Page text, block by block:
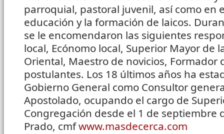
parroquial, pastoral juvenil, así como en
educación y la formación de laicos.
se le encomendaron las siguientes
local, Ecónomo local, Superior Mayor de
Oriental, Maestro de novicios, Formador
postulantes. Los 18 últimos años ha
Gobierno General como Consultor
Apostolado, ocupando el cargo de
Congregación desde el 1 de septiembre
Prado, cmfwww.masdecerca.com